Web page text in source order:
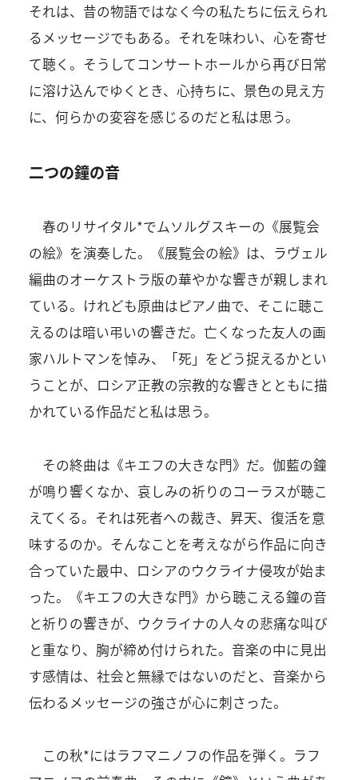
それは、昔の物語ではなく今の私たちに伝えられ
るメッセージでもある。それを味わい、心を寄せ
て聴く。そうしてコンサートホールから再び日常
に溶け込んでゆくとき、心持ちに、景色の見え方
に、何らかの変容を感じるのだと私は思う。
二つの鐘の音
春のリサイタル*でムソルグスキーの《展覧会
の絵》を演奏した。《展覧会の絵》は、ラヴェル
編曲のオーケストラ版の華やかな響きが親しまれ
ている。けれども原曲はピアノ曲で、そこに聴こ
えるのは暗い弔いの響きだ。亡くなった友人の画
家ハルトマンを悼み、「死」をどう捉えるかとい
うことが、ロシア正教の宗教的な響きとともに描
かれている作品だと私は思う。
その終曲は《キエフの大きな門》だ。伽藍の鐘
が鳴り響くなか、哀しみの祈りのコーラスが聴こ
えてくる。それは死者への裁き、昇天、復活を意
味するのか。そんなことを考えながら作品に向き
合っていた最中、ロシアのウクライナ侵攻が始ま
った。《キエフの大きな門》から聴こえる鐘の音
と祈りの響きが、ウクライナの人々の悲痛な叫び
と重なり、胸が締め付けられた。音楽の中に見出
す感情は、社会と無縁ではないのだと、音楽から
伝わるメッセージの強さが心に刺さった。
この秋*にはラフマニノフの作品を弾く。ラフ